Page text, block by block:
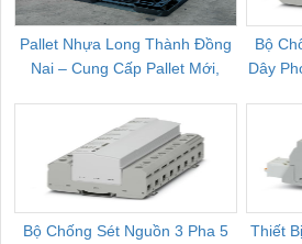
Pallet Nhựa Long Thành Đồng
Nai – Cung Cấp Pallet Mới,
Bộ
Dây
Bộ Chống Sét Nguồn 3 Pha 5
Thiết